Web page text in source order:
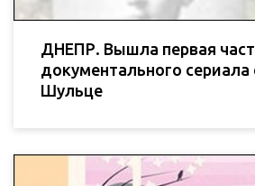
ДНЕПР. Вышла первая
документального сериала
Шульце